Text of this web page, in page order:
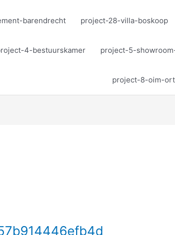
barendrecht project-28-villa-boskoop
4-bestuurskamer project-5-
project-8-oim-